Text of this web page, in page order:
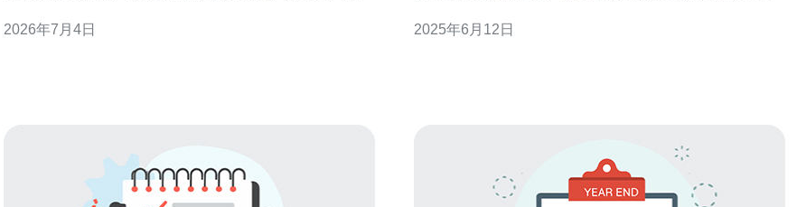
外备份、区域CDN节点、直播及游戏对延迟敏感的服务。
2026年7月4日
全。 香港i3高防服务器拥有多层防御系统，能够快速识别
2025年6月12日